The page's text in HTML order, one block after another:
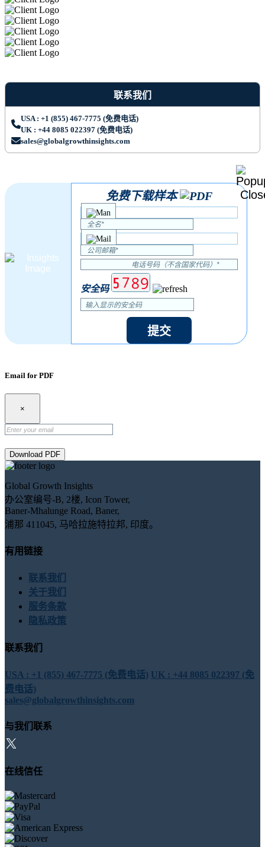
联系我们
USA : +1 (855) 467-7775 (免费电话)
UK : +44 8085 022397 (免费电话)
sales@globalgrowthinsights.com
免费下载样本
安全码
提交
Email for PDF
×
Download PDF
Global Growth Insights
办公室编号-B, 2楼, Icon Tower,
Baner-Mhalunge Road, Baner,
浦那 411045, 马哈拉施特拉邦, 印度。
有用链接
联系我们
关于我们
服务条款
隐私政策
联系我们
USA : +1 (855) 467-7775 (免费电话) UK : +44 8085 022397 (免
费电话)
sales@globalgrowthinsights.com
与我们联系
在线信任